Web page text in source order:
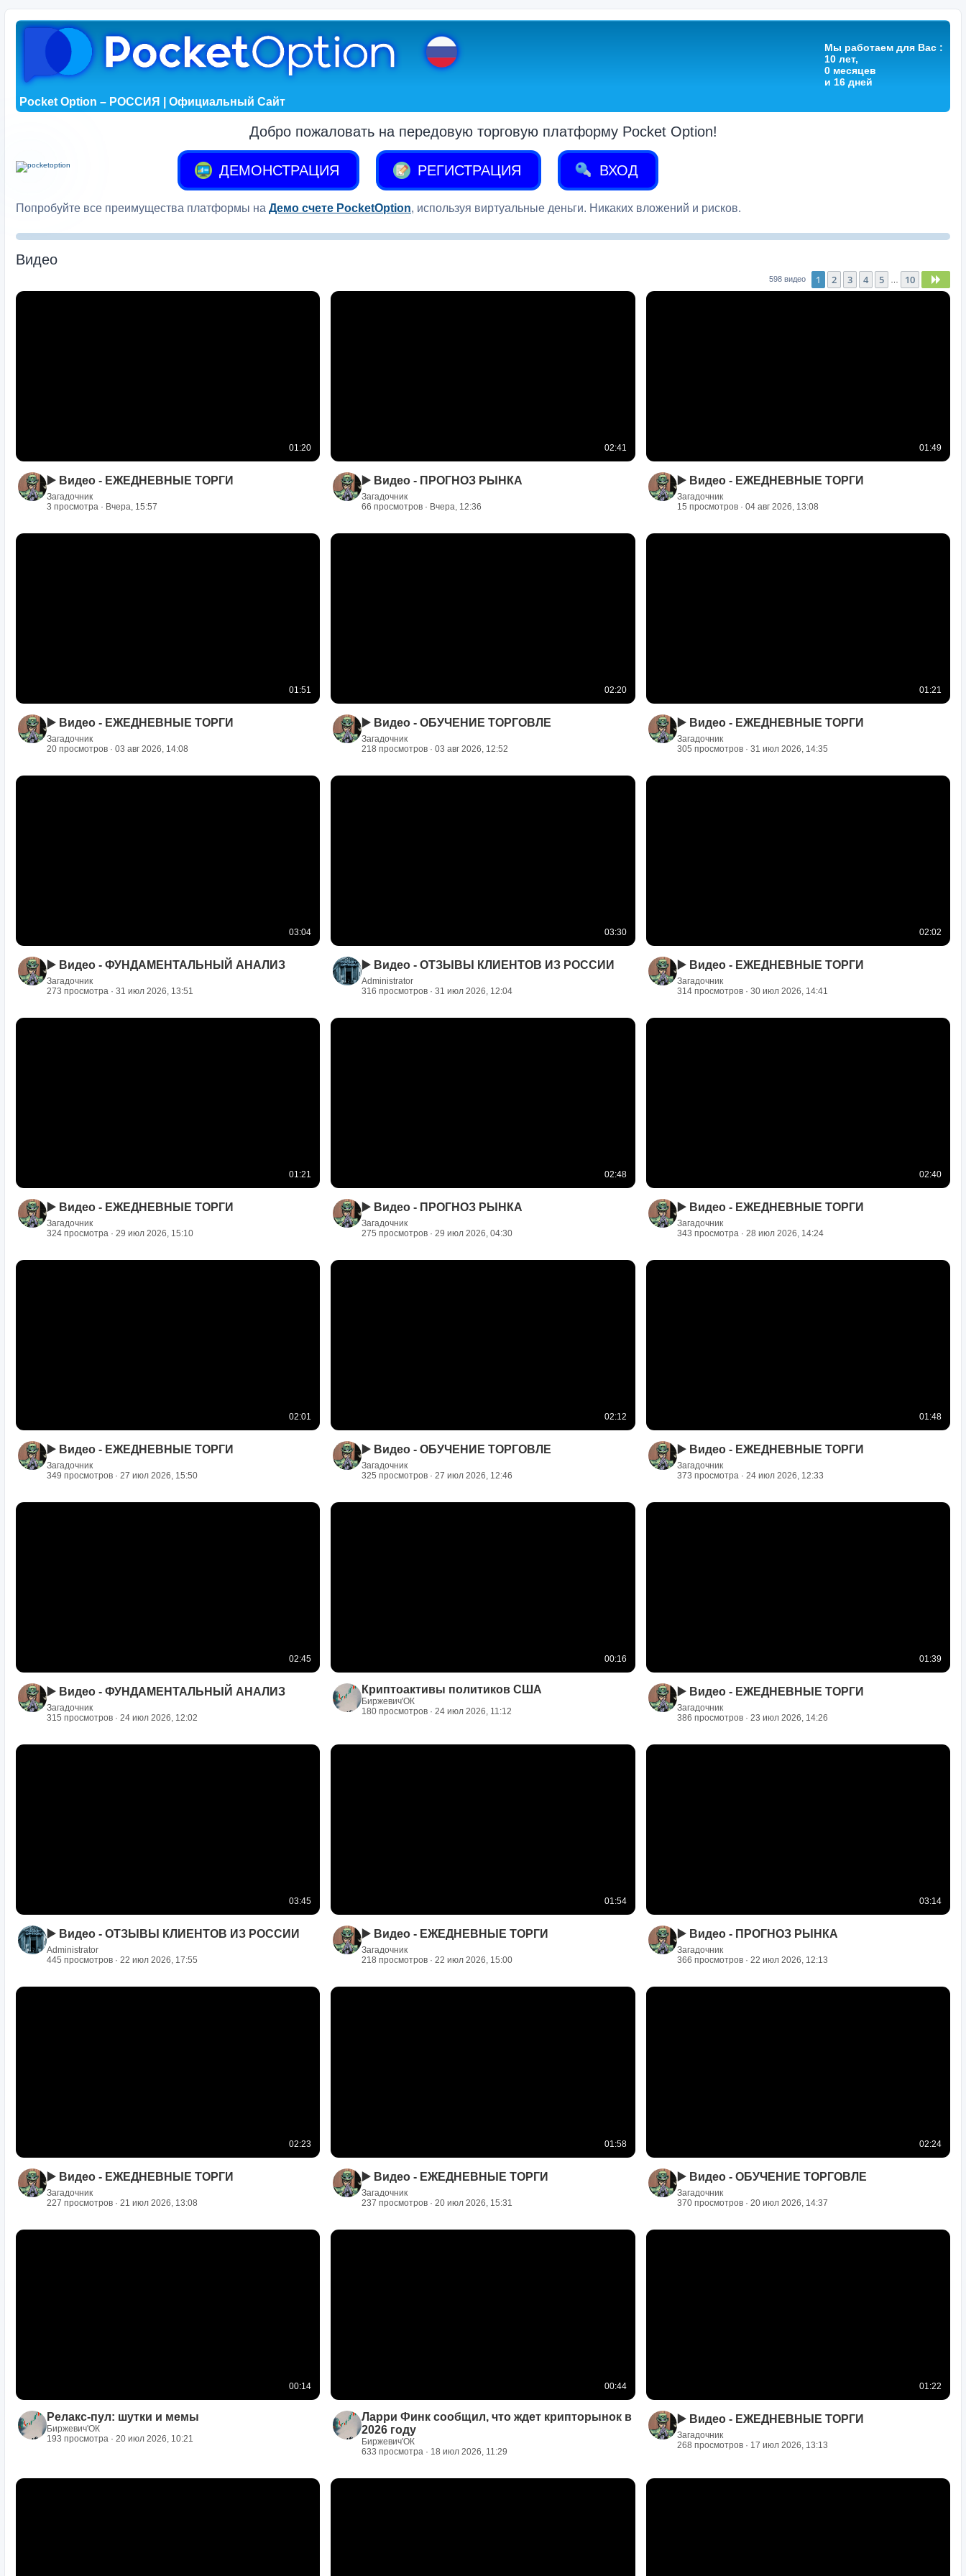
Pocket Option – РОССИЯ | Официальный Сайт
Мы работаем для Вас :
10 лет,
0 месяцев
и 16 дней
Добро пожаловать на передовую торговую платформу Pocket Option!
ДЕМОНСТРАЦИЯ РЕГИСТРАЦИЯ ВХОД
Попробуйте все преимущества платформы на Демо счете PocketOption, используя виртуальные деньги. Никаких вложений и рисков.
Видео
598 видео 1 2 3 4 5 10
01:20
▶️ Видео - ЕЖЕДНЕВНЫЕ ТОРГИ
Загадочник
3 просмотра · Вчера, 15:57
02:41
▶️ Видео - ПРОГНОЗ РЫНКА
Загадочник
66 просмотров · Вчера, 12:36
01:49
▶️ Видео - ЕЖЕДНЕВНЫЕ ТОРГИ
Загадочник
15 просмотров · 04 авг 2026, 13:08
01:51
▶️ Видео - ЕЖЕДНЕВНЫЕ ТОРГИ
Загадочник
20 просмотров · 03 авг 2026, 14:08
02:20
▶️ Видео - ОБУЧЕНИЕ ТОРГОВЛЕ
Загадочник
218 просмотров · 03 авг 2026, 12:52
01:21
▶️ Видео - ЕЖЕДНЕВНЫЕ ТОРГИ
Загадочник
305 просмотров · 31 июл 2026, 14:35
03:04
▶️ Видео - ФУНДАМЕНТАЛЬНЫЙ АНАЛИЗ
Загадочник
273 просмотра · 31 июл 2026, 13:51
03:30
▶️ Видео - ОТЗЫВЫ КЛИЕНТОВ ИЗ РОССИИ
Administrator
316 просмотров · 31 июл 2026, 12:04
02:02
▶️ Видео - ЕЖЕДНЕВНЫЕ ТОРГИ
Загадочник
314 просмотров · 30 июл 2026, 14:41
01:21
▶️ Видео - ЕЖЕДНЕВНЫЕ ТОРГИ
Загадочник
324 просмотра · 29 июл 2026, 15:10
02:48
▶️ Видео - ПРОГНОЗ РЫНКА
Загадочник
275 просмотров · 29 июл 2026, 04:30
02:40
▶️ Видео - ЕЖЕДНЕВНЫЕ ТОРГИ
Загадочник
343 просмотра · 28 июл 2026, 14:24
02:01
▶️ Видео - ЕЖЕДНЕВНЫЕ ТОРГИ
Загадочник
349 просмотров · 27 июл 2026, 15:50
02:12
▶️ Видео - ОБУЧЕНИЕ ТОРГОВЛЕ
Загадочник
325 просмотров · 27 июл 2026, 12:46
01:48
▶️ Видео - ЕЖЕДНЕВНЫЕ ТОРГИ
Загадочник
373 просмотра · 24 июл 2026, 12:33
02:45
▶️ Видео - ФУНДАМЕНТАЛЬНЫЙ АНАЛИЗ
Загадочник
315 просмотров · 24 июл 2026, 12:02
00:16
Криптоактивы политиков США
Биржевич'ОК
180 просмотров · 24 июл 2026, 11:12
01:39
▶️ Видео - ЕЖЕДНЕВНЫЕ ТОРГИ
Загадочник
386 просмотров · 23 июл 2026, 14:26
03:45
▶️ Видео - ОТЗЫВЫ КЛИЕНТОВ ИЗ РОССИИ
Administrator
445 просмотров · 22 июл 2026, 17:55
01:54
▶️ Видео - ЕЖЕДНЕВНЫЕ ТОРГИ
Загадочник
218 просмотров · 22 июл 2026, 15:00
03:14
▶️ Видео - ПРОГНОЗ РЫНКА
Загадочник
366 просмотров · 22 июл 2026, 12:13
02:23
▶️ Видео - ЕЖЕДНЕВНЫЕ ТОРГИ
Загадочник
227 просмотров · 21 июл 2026, 13:08
01:58
▶️ Видео - ЕЖЕДНЕВНЫЕ ТОРГИ
Загадочник
237 просмотров · 20 июл 2026, 15:31
02:24
▶️ Видео - ОБУЧЕНИЕ ТОРГОВЛЕ
Загадочник
370 просмотров · 20 июл 2026, 14:37
00:14
Релакс-пул: шутки и мемы
Биржевич'ОК
193 просмотра · 20 июл 2026, 10:21
00:44
Ларри Финк сообщил, что ждет крипторынок в
2026 году
Биржевич'ОК
633 просмотра · 18 июл 2026, 11:29
01:22
▶️ Видео - ЕЖЕДНЕВНЫЕ ТОРГИ
Загадочник
268 просмотров · 17 июл 2026, 13:13